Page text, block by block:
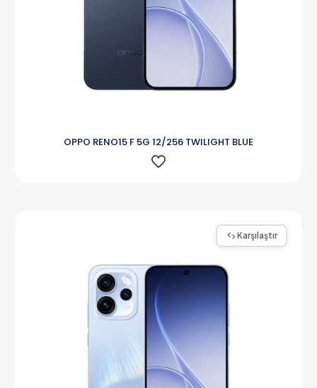
OPPO RENO15 F 5G 12/256 TWILIGHT BLUE
Karşılaştır